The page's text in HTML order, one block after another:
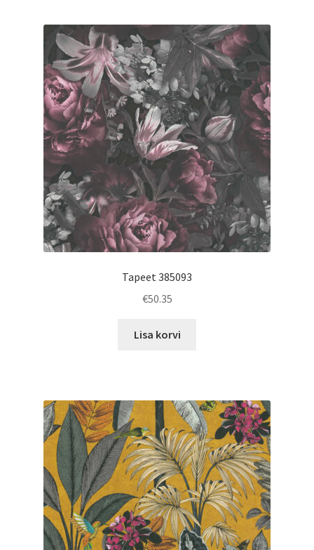
Tapeet 385093
€50.35
Lisa korvi